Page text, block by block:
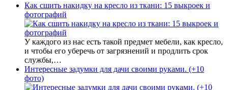
Как сшить накидку на кресло из ткани: 15 выкроек и
фотографий
У каждого из нас есть такой предмет мебели, как кресло,
и чтобы его уберечь от загрязнений и продлить срок
службы,…
Интересные задумки для дачи своими руками. (+10
фото)